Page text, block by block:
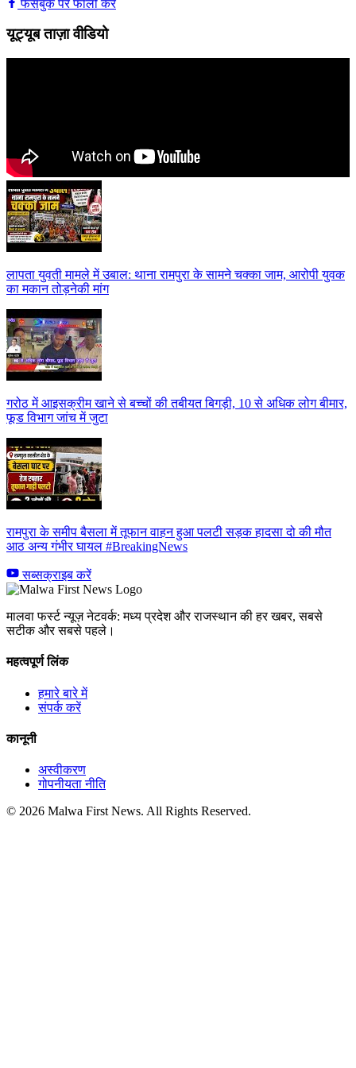
फेसबुक पर फॉलो करें
यूट्यूब ताज़ा वीडियो
लापता युवती मामले में उबाल: थाना रामपुरा के सामने चक्का जाम, आरोपी युवक
का मकान तोड़नेकी मांग
गरोठ में आइसक्रीम खाने से बच्चों की तबीयत बिगड़ी, 10 से अधिक लोग बीमार,
फूड विभाग जांच में जुटा
रामपुरा के समीप बैसला में तूफान वाहन हुआ पलटी सड़क हादसा दो की मौत
आठ अन्य गंभीर घायल #BreakingNews
सब्सक्राइब करें
मालवा फर्स्ट न्यूज़ नेटवर्क: मध्य प्रदेश और राजस्थान की हर खबर, सबसे
सटीक और सबसे पहले।
महत्वपूर्ण लिंक
हमारे बारे में
संपर्क करें
कानूनी
अस्वीकरण
गोपनीयता नीति
© 2026 Malwa First News. All Rights Reserved.